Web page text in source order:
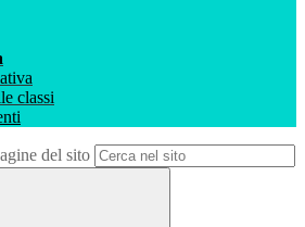
classi
del sito